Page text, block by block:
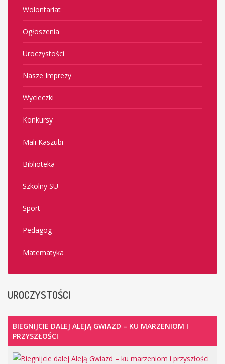
Wolontariat
Ogłoszenia
Uroczystości
Nasze Imprezy
Wycieczki
Konkursy
Mali Kaszubi
Biblioteka
Szkolny SU
Sport
Pedagog
Matematyka
UROCZYSTOŚCI
BIEGNIJCIE DALEJ ALEJĄ GWIAZD – KU MARZENIOM I
PRZYSZŁOŚCI